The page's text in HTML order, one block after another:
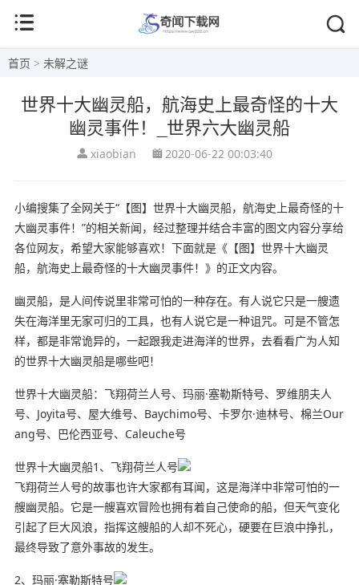
首页 > 未解之谜
世界十大幽灵船，航海史上最奇怪的十大
幽灵事件！_世界六大幽灵船
xiaobian 2020-06-22 00:03:40
小编搜集了全网关于“【图】世界十大幽灵船，航海史上最奇怪的十
大幽灵事件！”的相关新闻，经过整理并结合丰富的图文内容分享给
各位网友，希望大家能够喜欢！下面就是《【图】世界十大幽灵
船，航海史上最奇怪的十大幽灵事件！》的正文内容。
幽灵船，是人间传说里非常可怕的一种存在。有人说它只是一艘遗
失在海洋里无家可归的工具，也有人说它是一种诅咒。可是不管怎
样，都是非常诡异的，一起跟我走进海洋的世界，去看看广为人知
的世界十大幽灵船是哪些吧！
世界十大幽灵船：飞翔荷兰人号、玛丽·塞勒斯特号、罗维朋夫人
号、Joyita号、屋大维号、Baychimo号、卡罗尔·迪林号、棉兰Our
ang号、巴伦西亚号、Caleuche号
世界十大幽灵船1、飞翔荷兰人号
飞翔荷兰人号的故事也许大家都有耳闻，这是海洋中非常可怕的一
艘幽灵船。它是一艘喜欢冒险也拥有着自己使命的船，但天气变化
引起了巨大风浪，指挥这艘船的人却不死心，硬要在巨浪中挣扎，
最终导致了意外事故的发生。
2、玛丽·塞勒斯特号